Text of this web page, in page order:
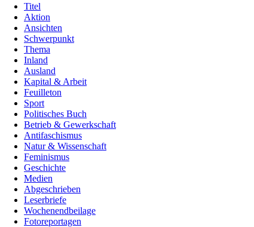
Titel
Aktion
Ansichten
Schwerpunkt
Thema
Inland
Ausland
Kapital & Arbeit
Feuilleton
Sport
Politisches Buch
Betrieb & Gewerkschaft
Antifaschismus
Natur & Wissenschaft
Feminismus
Geschichte
Medien
Abgeschrieben
Leserbriefe
Wochenendbeilage
Fotoreportagen